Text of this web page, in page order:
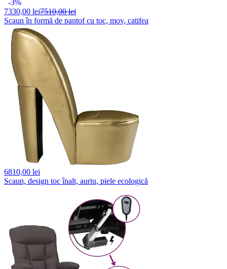
-3%
7330,00 lei7510,00 lei
Scaun în formă de pantof cu toc, mov, catifea
6810,00 lei
Scaun, design toc înalt, auriu, piele ecologică